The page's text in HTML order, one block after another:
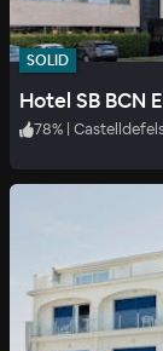
SOLID
Hotel SB BCN
78% |